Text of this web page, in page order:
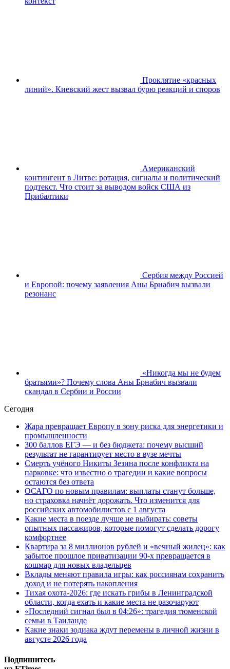
Проклятие «красных
линий». Киевский жест вызвал бурю реакций и споров
Американский
контингент в Литве: ротация, сигналы и политический
подтекст. Что стоит за выводом войск США из
Прибалтики
Сербия между Россией
и Европой: почему заявления Аны Брнабич вызвали
резонанс
«Никогда мы не будем
братьями»? Почему слова Аны Брнабич вызвали
скандал в Сербии и России
Сегодня
Жара превращает Европу в зону риска для энергетики и
промышленности
300 баллов ЕГЭ — и без бюджета: почему высший
результат не гарантирует место в вузе мечты
Смерть учёного Никиты Зезина после конфликта на
парковке: что известно о трагедии и какие вопросы
остаются без ответа
ОСАГО по новым правилам: выплаты станут больше,
но страховка начнёт дорожать. Что изменится для
российских автомобилистов с 1 августа
Какие места в поезде лучше не выбирать: советы
опытных пассажиров, которые помогут сделать дорогу
комфортнее
Квартира за 8 миллионов рублей и «вечный жилец»: как
забытое прошлое приватизации 90-х превращается в
кошмар для новых владельцев
Вклады меняют правила игры: как россиянам сохранить
доход и не потерять накопления
Тихая охота-2026: где искать грибы в Ленинградской
области, когда ехать и какие места не разочаруют
«Последний сигнал был в 04:26»: трагедия тюменской
семьи в Таиланде
Какие знаки зодиака ждут перемены в личной жизни в
августе 2026 года
Подпишитесь